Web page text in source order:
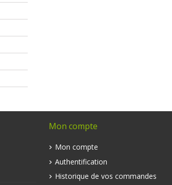
Mon compte
Mon compte
Authentification
Historique de vos commandes